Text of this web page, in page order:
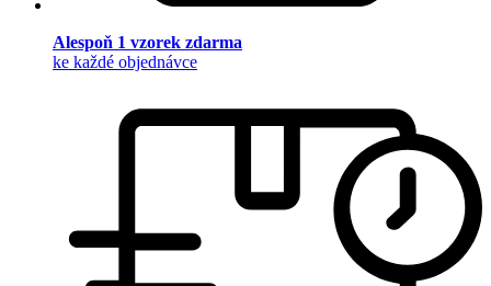
Alespoň 1 vzorek zdarma
ke každé objednávce